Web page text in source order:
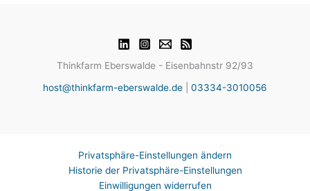
Thinkfarm Eberswalde - Eisenbahnstr 92/93
host@thinkfarm-eberswalde.de
03334-3010056
Privatsphäre-Einstellungen ändern
Historie der Privatsphäre-Einstellungen
Einwilligungen widerrufen